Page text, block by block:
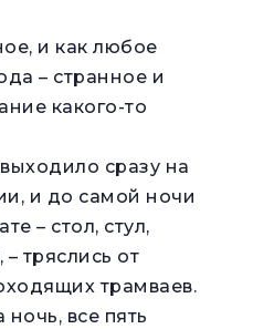
и как любое
– странное и
какого-то
сразу на
и до самой ночи
– стол, стул,
тряслись от
трамваев.
ночь, все пять